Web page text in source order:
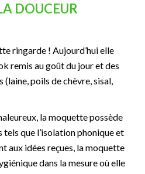
DOUCEUR
ringarde ! Aujourd’hui elle
remis au goût du jour et des
poils de chèvre, sisal,
la moquette possède
que l’isolation phonique et
aux idées reçues, la moquette
dans la mesure où elle